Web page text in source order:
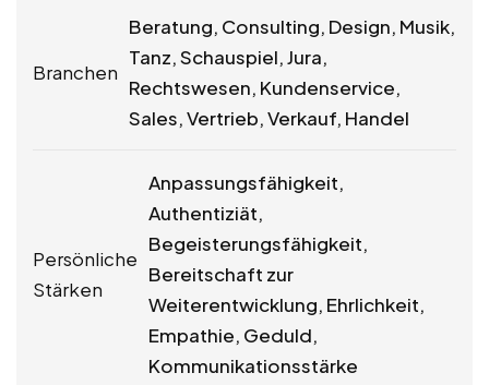
Branchen
Beratung, Consulting, Design, Musik,
Tanz, Schauspiel, Jura,
Rechtswesen, Kundenservice,
Sales, Vertrieb, Verkauf, Handel
Persönliche
Stärken
Anpassungsfähigkeit,
Authentiziät,
Begeisterungsfähigkeit,
Bereitschaft zur
Weiterentwicklung, Ehrlichkeit,
Empathie, Geduld,
Kommunikationsstärke